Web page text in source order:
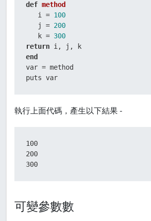
def method
   i =
100
   j =
200
   k =
300
return
end
var = method
puts var
執行上面代碼，產生以下結果 -
100
200
300
可變參數數